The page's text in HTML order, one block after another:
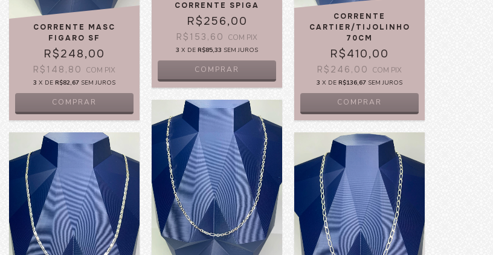
CORRENTE MASC
FIGARO SF
R$248,00
R$148,80 COM PIX
3 X DER$82,67 SEM JUROS
COMPRAR
CORRENTE SPIGA
R$256,00
R$153,60 COM PIX
3 X DER$85,33 SEM JUROS
COMPRAR
CORRENTE
CARTIER/TIJOLINHO
70CM
R$410,00
R$246,00 COM PIX
3 X DER$136,67 SEM JUROS
COMPRAR